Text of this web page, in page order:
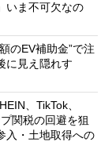
いま不可欠なの
のEV補助金”で注
に見え隠れす
、TikTok、
関税の回避を狙
入・土地取得への